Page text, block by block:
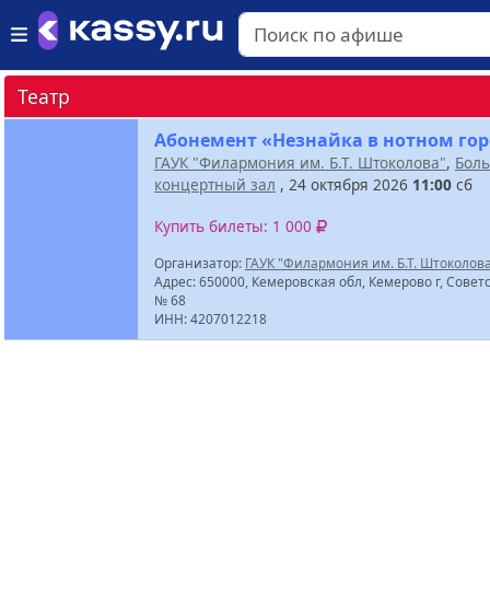
Театр
Абонемент «Незнайка в нотном
ГАУК "Филармония им. Б.Т. Штоколова",
концертный зал , 24 октября 2026 11:00 сб
Купить билеты: 1 000
Организатор: ГАУК "Филармония им. Б.Т.
Адрес: 650000, Кемеровская обл, Кемерово г,
№ 68
ИНН: 4207012218